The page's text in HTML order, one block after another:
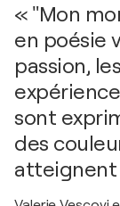
« "Mon
en poésie
passion,
sont
des
atteignent